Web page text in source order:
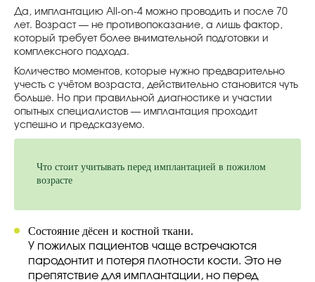
Да, имплантацию All-on-4 можно проводить и после 70
лет. Возраст — не противопоказание, а лишь фактор,
который требует более внимательной подготовки и
комплексного подхода.
Количество моментов, которые нужно предварительно
учесть с учётом возраста, действительно становится чуть
больше. Но при правильной диагностике и участии
опытных специалистов — имплантация проходит
успешно и предсказуемо.
Что стоит учитывать перед имплантацией в пожилом
возрасте
Состояние дёсен и костной ткани.
У пожилых пациентов чаще встречаются
пародонтит и потеря плотности кости. Это не
препятствие для имплантации, но перед